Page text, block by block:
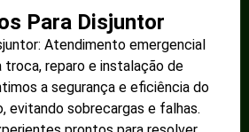
Para Disjuntor
Atendimento emergencial
troca, reparo e instalação de
a segurança e eficiência do
evitando sobrecargas e falhas.